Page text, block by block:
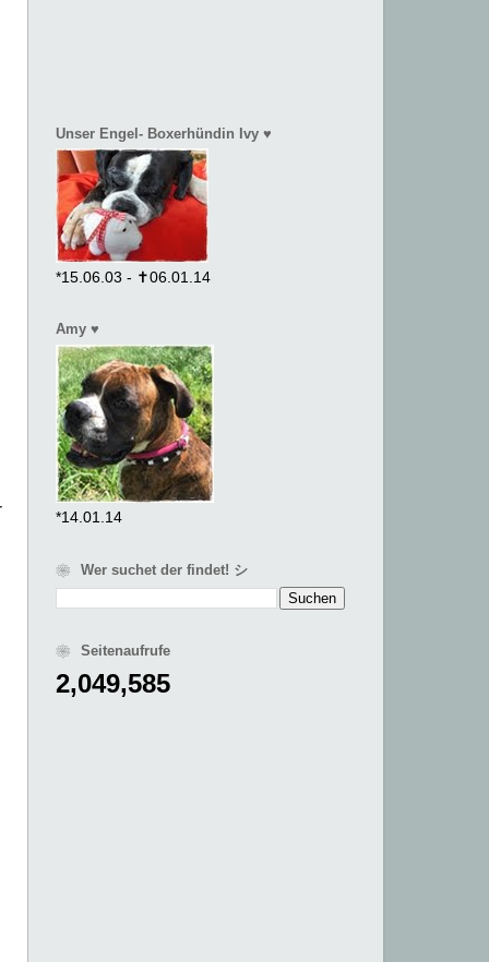
Unser Engel- Boxerhündin Ivy ♥
*15.06.03 - ✝06.01.14
Amy ♥
*14.01.14
❀ Wer suchet der findet! シ
❀ Seitenaufrufe
2,049,585